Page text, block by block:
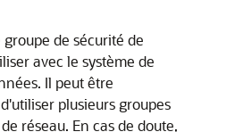
de sécurité de
avec le système de
Il peut être
plusieurs groupes
réseau. En cas de doute,